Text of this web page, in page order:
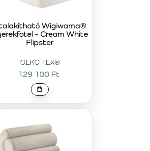
OEKO-TEX®
Wigiwama®
- Cream White
Flipster
129 100 Ft